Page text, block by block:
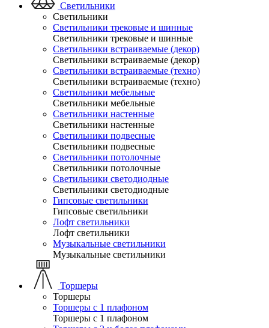
Светильники
Светильники
Светильники трековые и шинные
Светильники трековые и шинные
Светильники встраиваемые (декор)
Светильники встраиваемые (декор)
Светильники встраиваемые (техно)
Светильники встраиваемые (техно)
Светильники мебельные
Светильники мебельные
Светильники настенные
Светильники настенные
Светильники подвесные
Светильники подвесные
Светильники потолочные
Светильники потолочные
Светильники светодиодные
Светильники светодиодные
Гипсовые светильники
Гипсовые светильники
Лофт светильники
Лофт светильники
Музыкальные светильники
Музыкальные светильники
Торшеры
Торшеры
Торшеры с 1 плафоном
Торшеры с 1 плафоном